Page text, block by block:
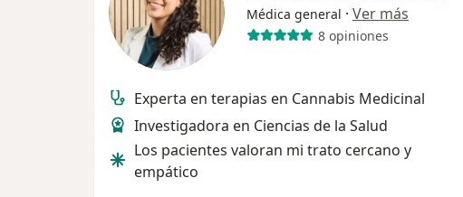
Médica general · Ver más
8 opiniones
Experta en terapias en Cannabis Medicinal
Investigadora en Ciencias de la Salud
Los pacientes valoran mi trato cercano y
empático